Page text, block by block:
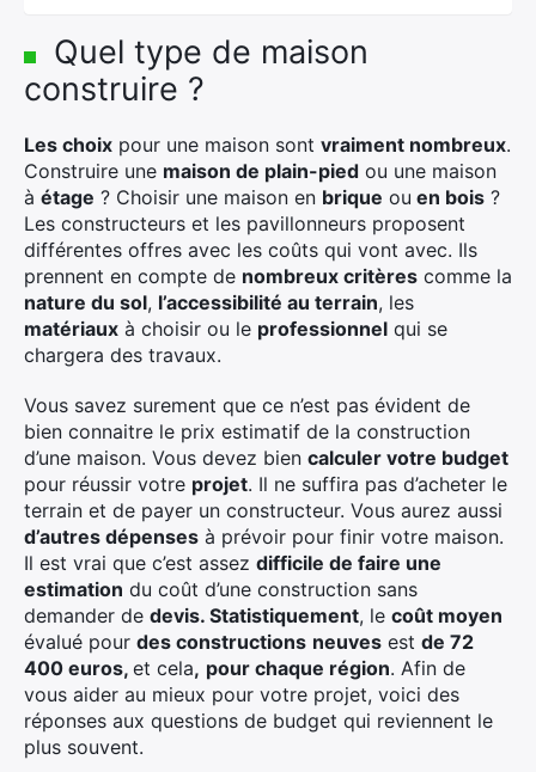
Quel type de maison
construire ?
Les choix pour une maison sont vraiment nombreux.
Construire une maison de plain-pied ou une maison
à étage ? Choisir une maison en brique ou en bois ?
Les constructeurs et les pavillonneurs proposent
différentes offres avec les coûts qui vont avec. Ils
prennent en compte de nombreux critères comme la
nature du sol, l’accessibilité au terrain, les
matériaux à choisir ou le professionnel qui se
chargera des travaux.
Vous savez surement que ce n’est pas évident de
bien connaitre le prix estimatif de la construction
d’une maison. Vous devez bien calculer votre budget
pour réussir votre projet. Il ne suffira pas d’acheter le
terrain et de payer un constructeur. Vous aurez aussi
d’autres dépenses à prévoir pour finir votre maison.
Il est vrai que c’est assez difficile de faire une
estimation du coût d’une construction sans
demander de devis. Statistiquement, le coût moyen
évalué pour des constructions neuves est de 72
400 euros, et cela, pour chaque région. Afin de
vous aider au mieux pour votre projet, voici des
réponses aux questions de budget qui reviennent le
plus souvent.